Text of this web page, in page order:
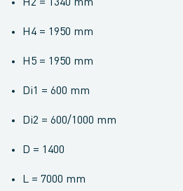
H2 = 1340 mm
H4 = 1950 mm
H5 = 1950 mm
Di1 = 600 mm
Di2 = 600/1000 mm
D = 1400
L = 7000 mm